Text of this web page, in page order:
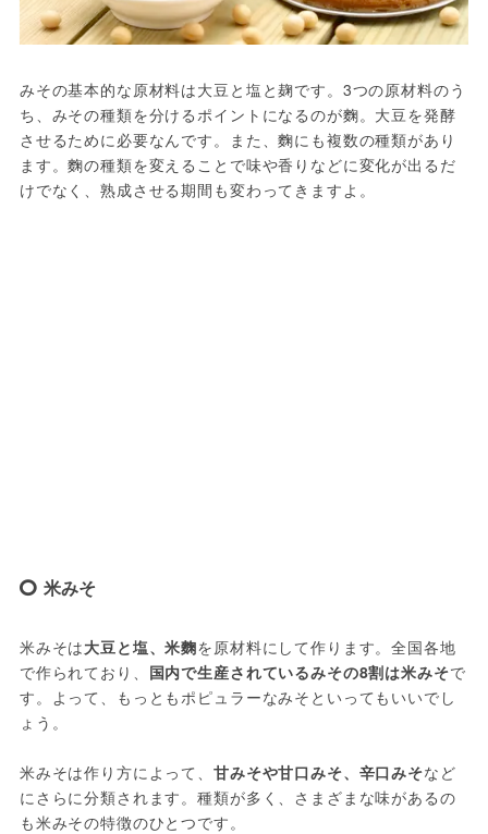
みその基本的な原材料は大豆と塩と麹です。3つの原材料のう
ち、みその種類を分けるポイントになるのが麴。大豆を発酵
させるために必要なんです。また、麴にも複数の種類があり
ます。麴の種類を変えることで味や香りなどに変化が出るだ
けでなく、熟成させる期間も変わってきますよ。
米みそ
米みそは大豆と塩、米麴を原材料にして作ります。全国各地
で作られており、 国内で生産されているみその8割は米みそで
す。よって、もっともポピュラーなみそといってもいいでし
ょう。
米みそは作り方によって、 甘みそや甘口みそ、辛口みそなど
にさらに分類されます。種類が多く、さまざまな味があるの
も米みその特徴のひとつです。